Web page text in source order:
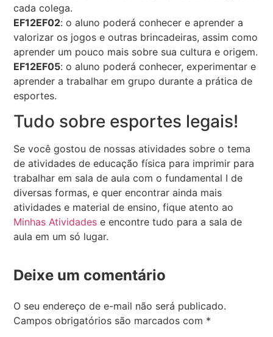
cada colega.
EF12EF02: o aluno poderá conhecer e aprender a
valorizar os jogos e outras brincadeiras, assim como
aprender um pouco mais sobre sua cultura e origem.
EF12EF05: o aluno poderá conhecer, experimentar e
aprender a trabalhar em grupo durante a prática de
esportes.
Tudo sobre esportes legais!
Se você gostou de nossas atividades sobre o tema
de atividades de educação física para imprimir para
trabalhar em sala de aula com o fundamental I de
diversas formas, e quer encontrar ainda mais
atividades e material de ensino, fique atento ao
Minhas Atividades e encontre tudo para a sala de
aula em um só lugar.
Deixe um comentário
O seu endereço de e-mail não será publicado.
Campos obrigatórios são marcados com *